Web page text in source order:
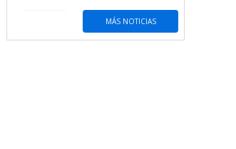
MÁS NOTICIAS